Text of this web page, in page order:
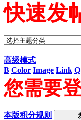
快速发
高级模式
B Color Image Link
您需要
本版积分规则